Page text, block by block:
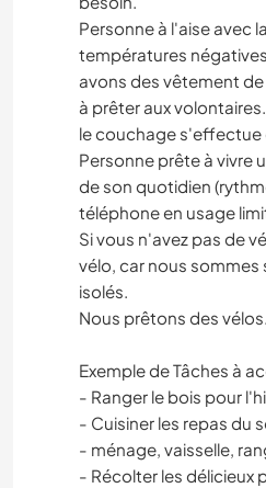
Personne à l'aise avec
températures
avons des vêtement
à prêter aux volontaires.
le couchage s'effectue
Personne prête à vivre
de son quotidien
téléphone en usage
Si vous n'avez pas de
vélo, car nous sommes
isolés.
Nous prêtons des vélos.
Exemple de Tâches à
- Ranger le bois pour
- Cuisiner les repas du
- ménage, vaisselle,
- Récolter les délicieux